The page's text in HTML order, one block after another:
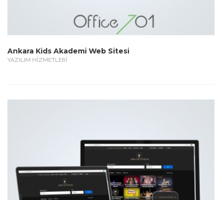
Ankara Kids Akademi Web Sitesi
YAZILIM HİZMETLERİ